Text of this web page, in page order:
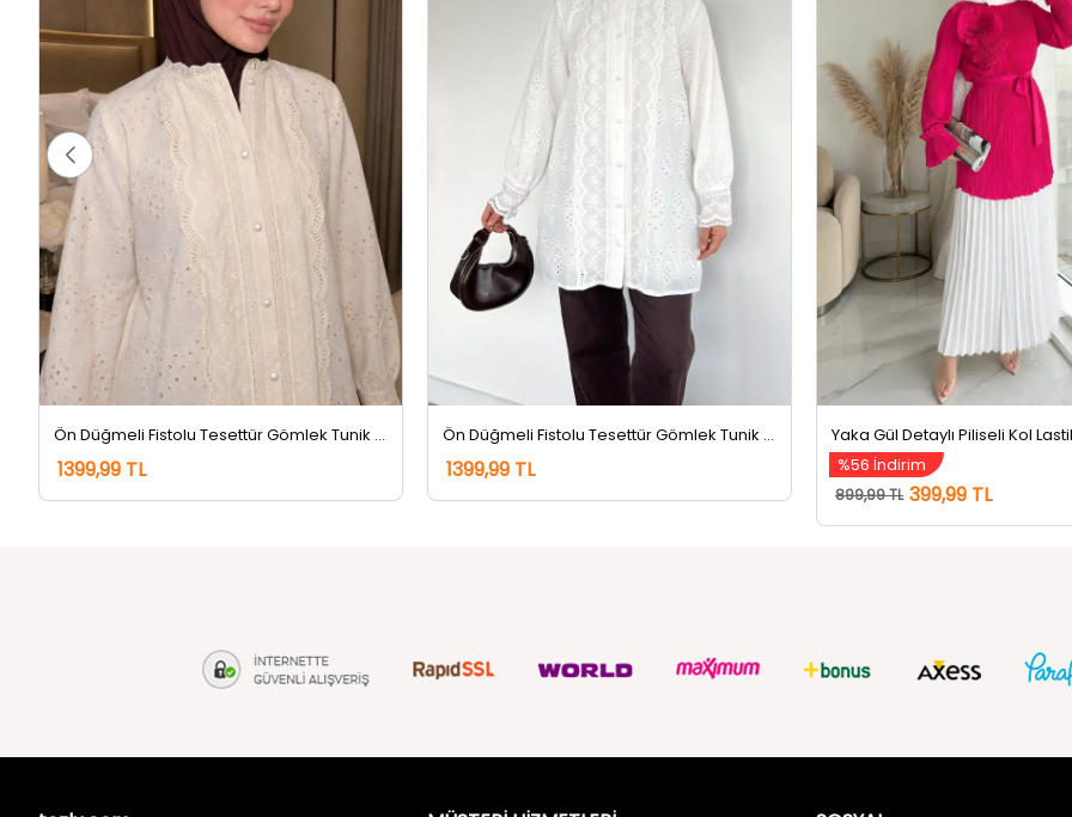
Ön Düğmeli Fistolu Tesettür Gömlek Tunik Bej
1399,99 TL 1399,99 TL %56 İndirim
899,99 TL 399,99 TL
tozlu.com
MÜŞTERİ HİZMETLERİ
SOSYAL